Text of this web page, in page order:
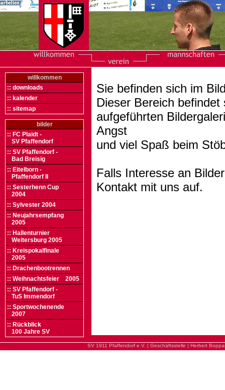
willkommen
:: downloads
:: kalender
:: sitemap
bilder
:: FC Plaidt -
SV Pfaffendorf
:: SV Pfaffendorf -
Bad Breisig
:: Eitelborn -
Pfaffendorf II
:: Sesterhenn Cup
2004
:: Sylvester 2004
:: Neujahrsempfang
2005
:: Hallenturnier
Weitersburg 2005
:: Kreispokalfinale
2005
:: Drachenbootrennen
:: Weihnachtsfeier 2005
:: SV Pfaffendorf -
TuS Immendorf
:: Sportwochenende
2007
:: Rückblick
100 Jahre SV
Sie befinden sich im
Dieser Bereich
aufgeführten
Angst
und viel Spaß beim
Falls Interesse an
Kontakt mit uns auf.
SV 1911 Pfaffendorf e.V. | Geschäftsstelle | Herbert